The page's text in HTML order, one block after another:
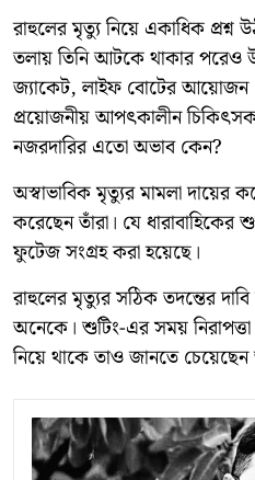
রাহুলের মৃত্যু নিয়ে একাধিক
তলায় তিনি আটকে থাকার পরেও
জ্যাকেট, লাইফ বোটের আয়োজন
প্রয়োজনীয় আপৎকালীন
নজরদারির এতো অভাব কেন?
অস্বাভাবিক মৃত্যুর মামলা দায়ের
করেছেন তাঁরা। যে ধারাবাহিকের
ফুটেজ সংগ্রহ করা হয়েছে।
রাহুলের মৃত্যুর সঠিক তদন্তের
অনেকে। শুটিং-এর সময় নিরাপত্তা
নিয়ে থাকে তাও জানতে